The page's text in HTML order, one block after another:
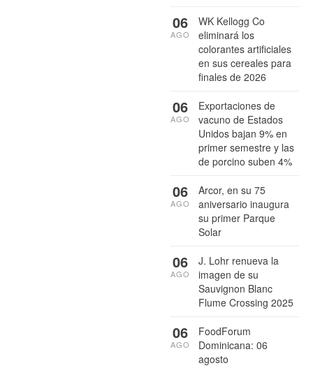
WK Kellogg Co
eliminará los
colorantes artificiales
en sus cereales para
finales de 2026
06
AGO
Exportaciones de
vacuno de Estados
Unidos bajan 9% en
primer semestre y las
de porcino suben 4%
06
AGO
Arcor, en su 75
aniversario inaugura
su primer Parque
Solar
06
AGO
J. Lohr renueva la
imagen de su
Sauvignon Blanc
Flume Crossing 2025
06
AGO
FoodForum
Dominicana: 06
agosto
06
AGO